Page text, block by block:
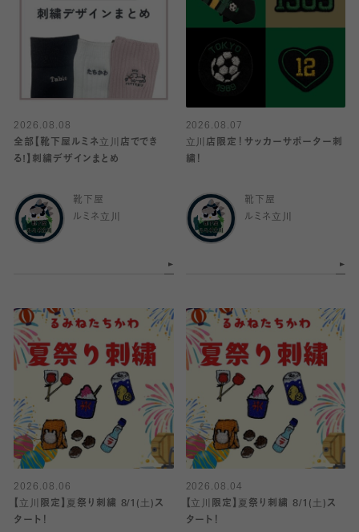
2026.08.08
全部【靴下屋ルミネ立川店ででき
る!】刺繍デザインまとめ
靴下屋
ルミネ立川
2026.08.07
立川店限定！サッカーサポーター刺
繍！
靴下屋
ルミネ立川
2026.08.06
【立川限定】夏祭り刺繍 8/1(土)ス
タート！
2026.08.04
【立川限定】夏祭り刺繍 8/1(土)ス
タート！